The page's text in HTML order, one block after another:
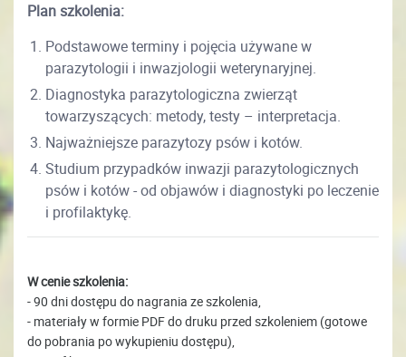
Plan szkolenia:
Podstawowe terminy i pojęcia używane w
parazytologii i inwazjologii weterynaryjnej.
Diagnostyka parazytologiczna zwierząt
towarzyszących: metody, testy – interpretacja.
Najważniejsze parazytozy psów i kotów.
Studium przypadków inwazji parazytologicznych
psów i kotów - od objawów i diagnostyki po leczenie
i profilaktykę.
W cenie szkolenia:
- 90 dni dostępu do nagrania ze szkolenia,
- materiały w formie PDF do druku przed szkoleniem (gotowe
do pobrania po wykupieniu dostępu),